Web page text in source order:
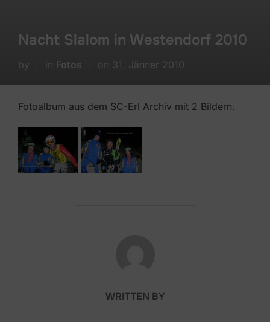
Nacht Slalom in Westendorf 2010
by in Fotos on Posted
31. Jänner 2010
Fotoalbum aus dem SC-Erl Archiv mit 2 Bildern.
WRITTEN BY